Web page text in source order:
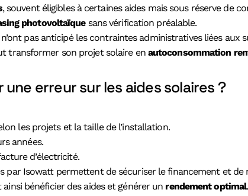
, souvent éligibles à certaines aides mais sous réserve de
photovoltaïquesans vérification préalable.
pas anticipé les contraintes administratives liées aux
transformer son projet solaire en autoconsommation
erreur sur les aides solaires ?
les projets et la taille de l’installation.
années.
d’électricité.
par Isowatt permettent de sécuriser le financement et
bénéficier des aides et générer un rendement optimal